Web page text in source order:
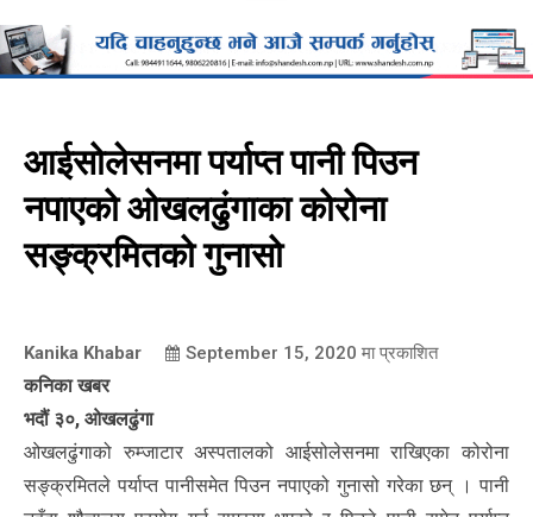
आईसोलेसनमा पर्याप्त पानी पिउन
नपाएको ओखलढुंगाका कोरोना
सङ्क्रमितको गुनासो
Kanika Khabar September 15, 2020 मा प्रकाशित
कनिका खबर
भदौं ३०, ओखलढुंगा
ओखलढुंगाको रुम्जाटार अस्पतालको आईसोलेसनमा राखिएका कोरोना
सङ्क्रमितले पर्याप्त पानीसमेत पिउन नपाएको गुनासो गरेका छन् । पानी